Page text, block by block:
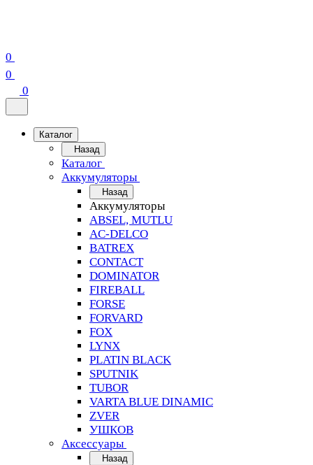
0
0
0
Каталог
Назад
Каталог
Аккумуляторы
Назад
Аккумуляторы
ABSEL, MUTLU
AC-DELCO
BATREX
CONTACT
DOMINATOR
FIREBALL
FORSE
FORVARD
FOX
LYNX
PLATIN BLACK
SPUTNIK
TUBOR
VARTA BLUE DINAMIC
ZVER
УШКОВ
Аксессуары
Назад